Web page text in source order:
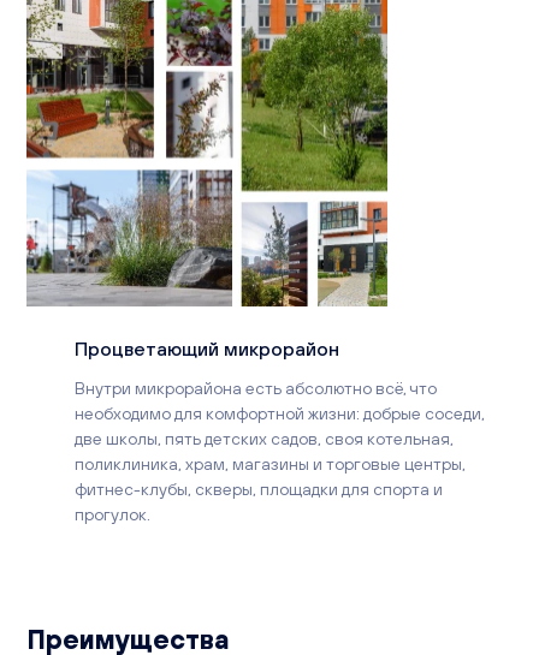
Процветающий микрорайон
Внутри микрорайона есть абсолютно всё, что
необходимо для комфортной жизни: добрые соседи,
две школы, пять детских садов, своя котельная,
поликлиника, храм, магазины и торговые центры,
фитнес-клубы, скверы, площадки для спорта и
прогулок.
Преимущества